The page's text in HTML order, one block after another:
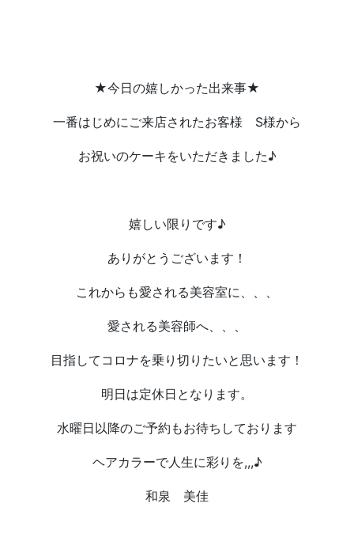
★今日の嬉しかった出来事★
一番はじめにご来店されたお客様 S様から
お祝いのケーキをいただきました♪
嬉しい限りです♪
ありがとうございます！
これからも愛される美容室に、、、
愛される美容師へ、、、
目指してコロナを乗り切りたいと思います！
明日は定休日となります。
水曜日以降のご予約もお待ちしております
ヘアカラーで人生に彩りを,,,♪
和泉 美佳